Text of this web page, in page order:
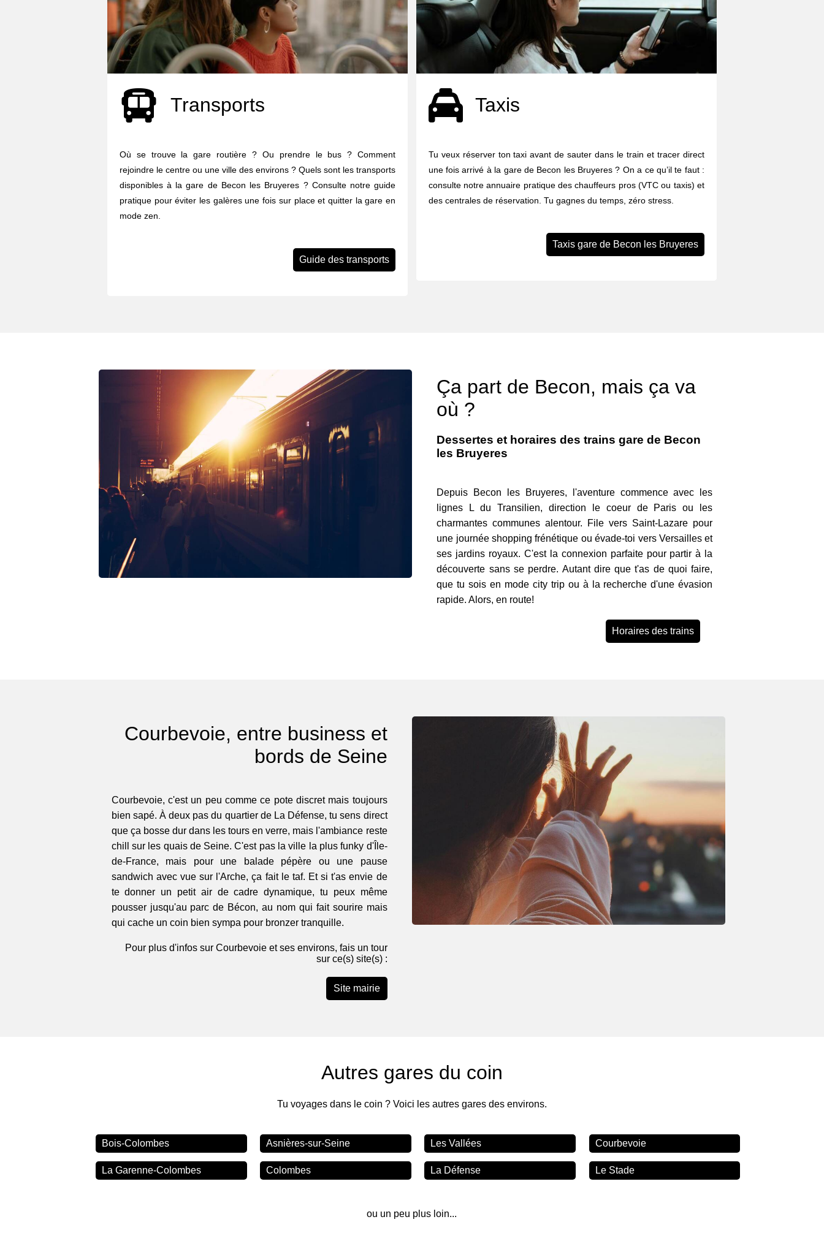
Transports
Où se trouve la gare routière ? Ou prendre le bus ? Comment
rejoindre le centre ou une ville des environs ? Quels sont les transports
disponibles à la gare de Becon les Bruyeres ? Consulte notre guide
pratique pour éviter les galères une fois sur place et quitter la gare en
mode zen.
Guide des transports
Taxis
Tu veux réserver ton taxi avant de sauter dans le train et tracer direct
une fois arrivé à la gare de Becon les Bruyeres ? On a ce qu’il te faut :
consulte notre annuaire pratique des chauffeurs pros (VTC ou taxis) et
des centrales de réservation. Tu gagnes du temps, zéro stress.
Taxis gare de Becon les Bruyeres
Ça part de Becon, mais ça va
où ?
Dessertes et horaires des trains gare de Becon
les Bruyeres
Depuis Becon les Bruyeres, l'aventure commence avec les
lignes L du Transilien, direction le coeur de Paris ou les
charmantes communes alentour. File vers Saint-Lazare pour
une journée shopping frénétique ou évade-toi vers Versailles et
ses jardins royaux. C'est la connexion parfaite pour partir à la
découverte sans se perdre. Autant dire que t'as de quoi faire,
que tu sois en mode city trip ou à la recherche d'une évasion
rapide. Alors, en route!
Horaires des trains
Courbevoie, entre business et
bords de Seine
Courbevoie, c'est un peu comme ce pote discret mais toujours
bien sapé. À deux pas du quartier de La Défense, tu sens direct
que ça bosse dur dans les tours en verre, mais l'ambiance reste
chill sur les quais de Seine. C'est pas la ville la plus funky d'Île-
de-France, mais pour une balade pépère ou une pause
sandwich avec vue sur l'Arche, ça fait le taf. Et si t'as envie de
te donner un petit air de cadre dynamique, tu peux même
pousser jusqu'au parc de Bécon, au nom qui fait sourire mais
qui cache un coin bien sympa pour bronzer tranquille.
Pour plus d'infos sur Courbevoie et ses environs, fais un tour
sur ce(s) site(s) :
Site mairie
Autres gares du coin
Tu voyages dans le coin ? Voici les autres gares des environs.
Bois-Colombes Asnières-sur-Seine Les Vallées Courbevoie
La Garenne-Colombes Colombes La Défense Le Stade
ou un peu plus loin...